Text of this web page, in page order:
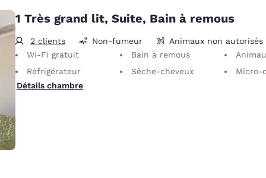
1 Très grand lit, Suite, Bain à remous
2 clients Non-fumeur
Animaux non autorisés
Wi-Fi gratuit
Bain à remous
Animaux non autorisés Seuls les
Réfrigérateur
Sèche-cheveux
Micro-
Détails chambre